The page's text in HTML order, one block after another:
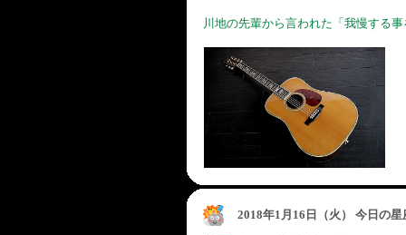
川地の先輩から言われた「我慢する
2018年1月16日（火） 今日の